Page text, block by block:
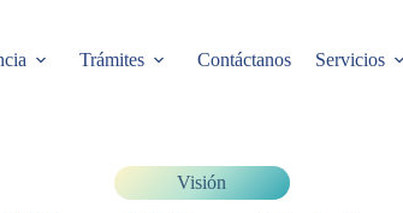
Trámites Contáctanos Servicios
Visión